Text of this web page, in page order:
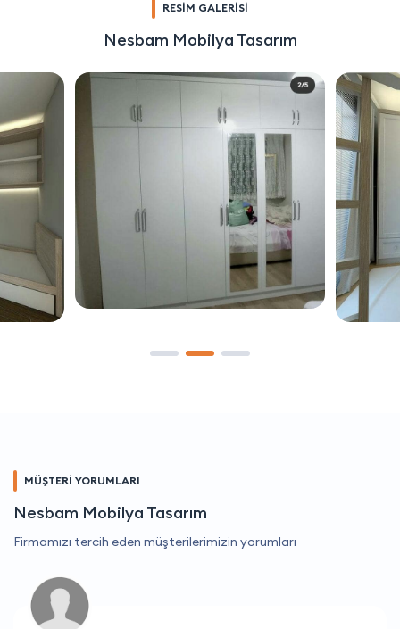
RESİM GALERİSİ
Nesbam Mobilya Tasarım
MÜŞTERİ YORUMLARI
Nesbam Mobilya Tasarım
Firmamızı tercih eden müşterilerimizin yorumları